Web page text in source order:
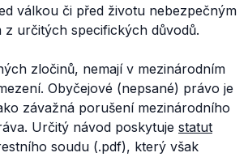
válkou či před životu nebezpečným
z určitých specifických důvodů.
zločinů, nemají v mezinárodním
Obyčejové (nepsané) právo je
závažná porušení mezinárodního
. Určitý návod poskytuje statut
soudu (.pdf), který však